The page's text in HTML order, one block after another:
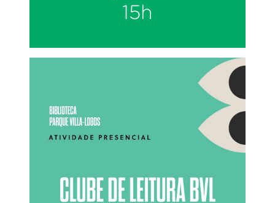
15h